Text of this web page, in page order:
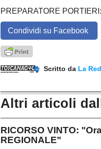
PREPARATORE
Condividi su Facebook
Scritto da La
Altri articoli
RICORSO VINTO:
REGIONALE"